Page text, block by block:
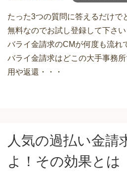
たった3つの質問に答えるだけで
無料なのでお試し登録して下さ
バライ金請求のCMが何度も流れ
バライ金請求はどこの大手事務
用や返還・・・
人気の過払い金請
よ！その効果とは